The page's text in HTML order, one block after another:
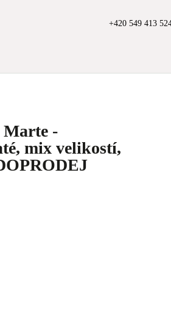
+420 549 413
Marte -
mix velikostí,